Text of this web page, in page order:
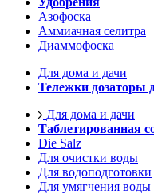
Азофоска
Аммиачная селитра
Диаммофоска
Для дома и дачи
Тележки дозаторы
Для дома и дачи
Таблетированная
Die Salz
Для очистки воды
Для водоподготовки
Для умягчения воды